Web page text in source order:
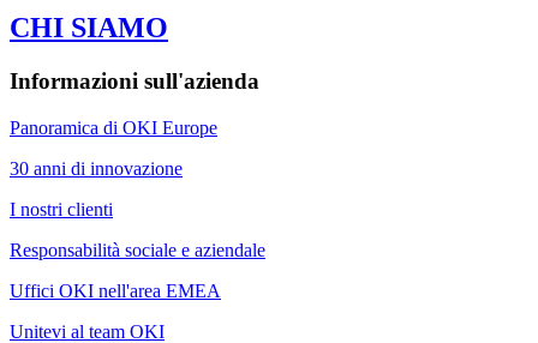
CHI SIAMO
Informazioni sull'azienda
Panoramica di OKI Europe
30 anni di innovazione
I nostri clienti
Responsabilità sociale e aziendale
Uffici OKI nell'area EMEA
Unitevi al team OKI